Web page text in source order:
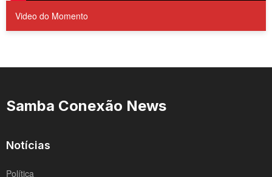
Video do Momento
Samba Conexão News
Notícias
Política